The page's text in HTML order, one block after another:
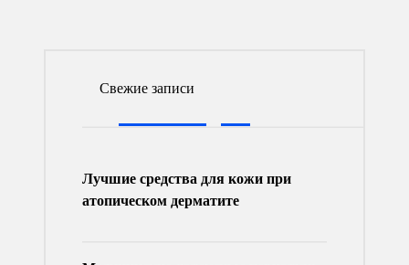
Свежие записи
Лучшие средства для кожи при
атопическом дерматите